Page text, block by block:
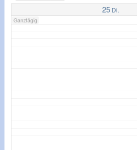
25 Di.
Ganztägig